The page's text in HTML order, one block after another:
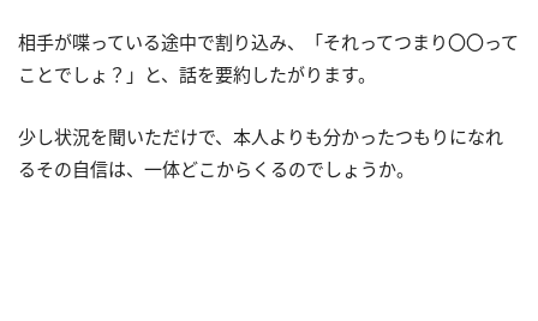
相手が喋っている途中で割り込み、「それってつまり〇〇って
ことでしょ？」と、話を要約したがります。
少し状況を聞いただけで、本人よりも分かったつもりになれ
るその自信は、一体どこからくるのでしょうか。